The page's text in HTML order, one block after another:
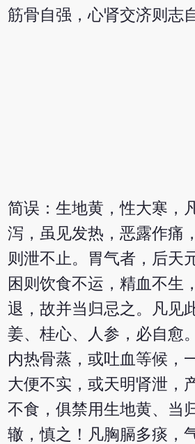
筋骨自强，心肾交济则志
简误：生地黄，性大寒，
泻，虽见发热，恶露作痛
则泄不止。胃气者，后天
困则饮食不运，精血不生
退，故并当归忌之。凡见
姜、桂心、人参，必自愈
内热骨蒸，或吐血等候，
大便不实，或天明肾泄，
不食，俱禁用生地黄、当
辙，慎之！凡胸膈多痰，